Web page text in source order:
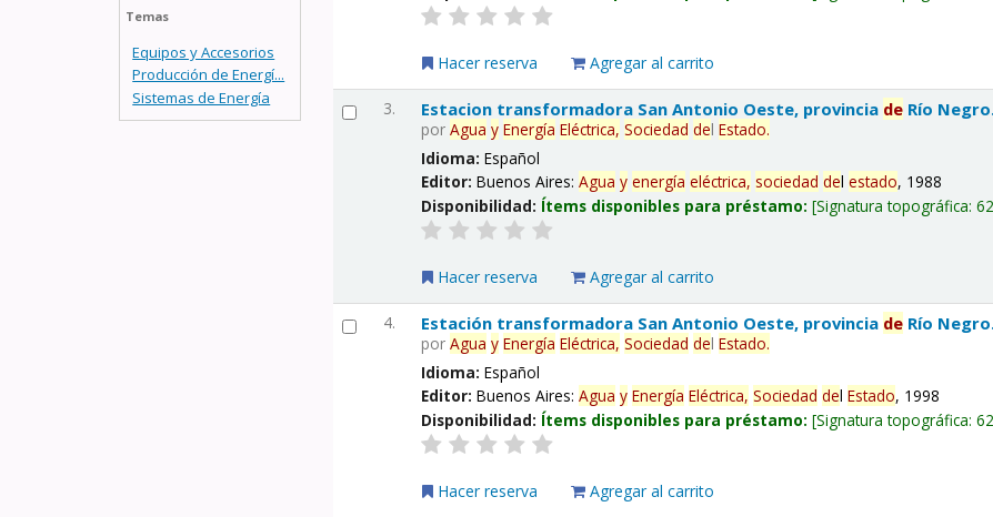
Temas
Equipos y Accesorios
Producción de Energí...
Sistemas de Energía
Hacer reserva Agregar al carrito
3. Estacion transformadora San Antonio Oeste, provincia de Río
porAgua y Energía Eléctrica, Sociedad delEstado.
Idioma:Español
Editor:Buenos Aires:Agua y energía eléctrica, sociedad delestado, 1988
Disponibilidad: Ítems disponibles para préstamo: Signatura topográfica:
Hacer reserva Agregar al carrito
4. Estación transformadora San Antonio Oeste, provincia de Río
porAgua y Energía Eléctrica, Sociedad delEstado.
Idioma:Español
Editor:Buenos Aires:Agua y Energía Eléctrica, Sociedad delEstado, 1998
Disponibilidad: Ítems disponibles para préstamo: Signatura topográfica:
Hacer reserva Agregar al carrito